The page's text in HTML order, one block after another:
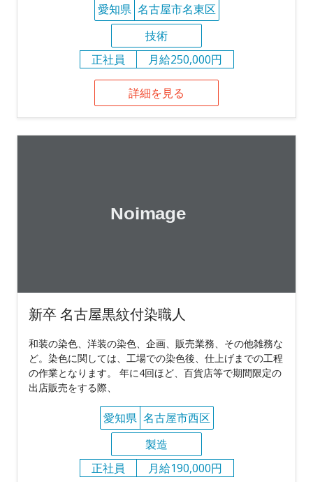
愛知県 名古屋市名東区
技術
正社員
月給250,000円
詳細を見る
新卒 名古屋黒紋付染職人
和装の染色、洋装の染色、企画、販売業務、その他雑務な
ど。染色に関しては、工場での染色後、仕上げまでの工程
の作業となります。 年に4回ほど、百貨店等で期間限定の
出店販売をする際、
愛知県 名古屋市西区
製造
正社員
月給190,000円